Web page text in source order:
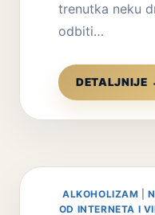
trenutka neku
odbiti…
DETALJNIJE
PREVENCIJA
PONOVNOG
ALKOHOLIZAM |
OD INTERNETA I